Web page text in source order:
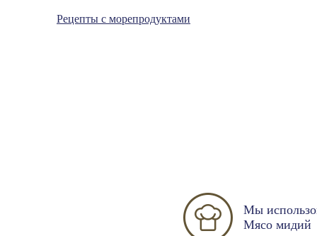
Рецепты с морепродуктами
Мы
Мясо мидий